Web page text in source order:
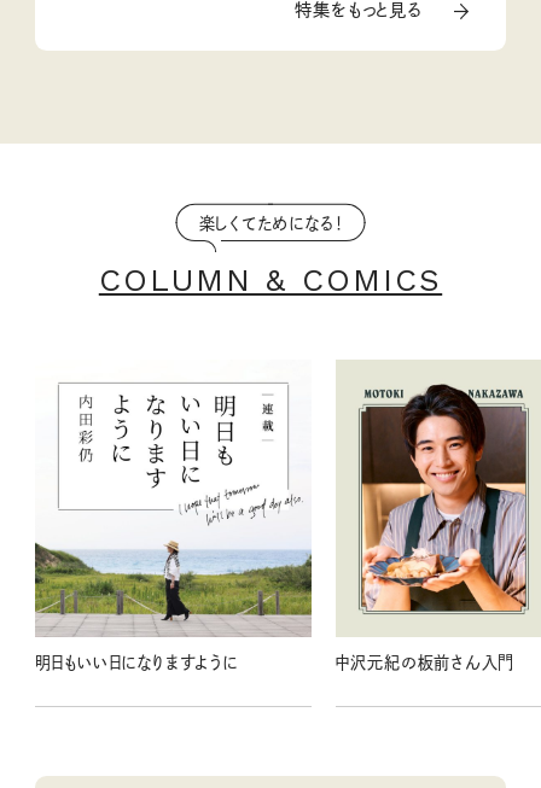
特集をもっと見る
楽しくてためになる！
COLUMN & COMICS
明日もいい日になりますように 中沢元紀の板前さん入門